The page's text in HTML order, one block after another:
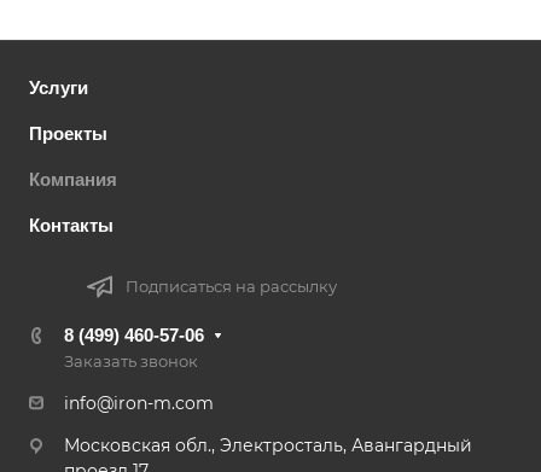
Услуги
Проекты
Компания
Контакты
Подписаться на рассылку
8 (499) 460-57-06
Заказать звонок
info@iron-m.com
Московская обл., Электросталь, Авангардный